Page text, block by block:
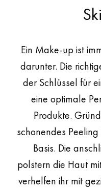
Ein Make-up ist
darunter. Die
der Schlüssel für
eine optimale
Produkte.
schonendes
Basis. Die
polstern die Haut
verhelfen ihr mit